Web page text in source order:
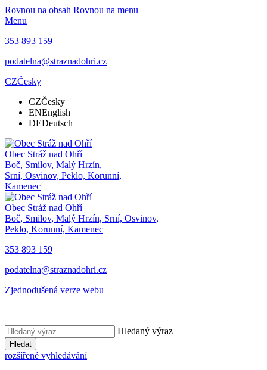
Rovnou na obsah Rovnou na menu
Menu
353 893 159
podatelna@straznadohri.cz
CZČesky
CZČesky
ENEnglish
DEDeutsch
Obec Stráž nad Ohří
Boč, Smilov, Malý Hrzín,
Srní, Osvinov, Peklo, Korunní,
Kamenec
Obec Stráž nad Ohří
Boč, Smilov, Malý Hrzín, Srní, Osvinov,
Peklo, Korunní, Kamenec
353 893 159
podatelna@straznadohri.cz
Zjednodušená verze webu
Hledaný výraz
Hledat
rozšířené vyhledávání